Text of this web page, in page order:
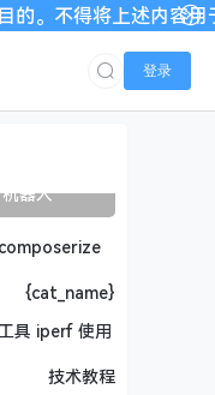
述内容用于商业或
登录
器人
{cat_name}
具 iperf 使用
技术教程